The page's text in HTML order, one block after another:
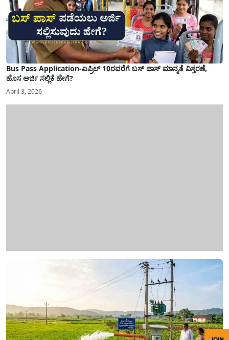
Bus Pass Application-ಏಪ್ರಿಲ್ 10ರವರೆಗೆ ಬಸ್ ಪಾಸ್ ಮಾನ್ಯತೆ ವಿಸ್ತರಣೆ,
ಹೊಸ ಅರ್ಜಿ ಸಲ್ಲಿಕೆ ಹೇಗೆ?
April 3, 2026